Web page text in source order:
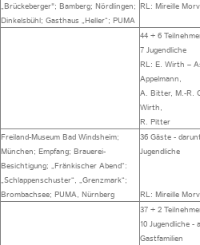
„Brückeberger"; Bamberg; Nördlingen;
Dinkelsbühl; Gasthaus „Heller“; PUMA
RL: Mireille
44 + 6
7 Jugendliche
RL: E. Wirth –
Appelmann,
A. Bitter, M.-R.
Wirth,
R. Pitter
Freiland-Museum Bad Windsheim;
München; Empfang; Brauerei-
Besichtigung; „Fränkischer Abend“:
„Schlappenschuster“, „Grenzmark“;
Brombachsee; PUMA, Nürnberg
36 Gäste -
Jugendliche
RL: Mireille
37 + 2
10 Jugendliche -
Gastfamilien